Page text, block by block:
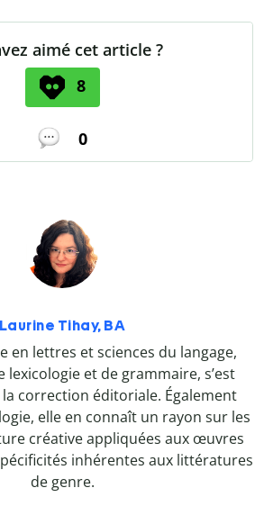
aimé cet article ?
8
0
Laurine Tihay, BA
en lettres et sciences du langage,
lexicologie et de grammaire, s’est
correction éditoriale. Également
elle en connaît un rayon sur les
créative appliquées aux œuvres
inhérentes aux littératures
de genre.